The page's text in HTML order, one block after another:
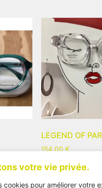
votre vie privée.
cookies pour améliorer votre
LEGEND OF
154,00 €